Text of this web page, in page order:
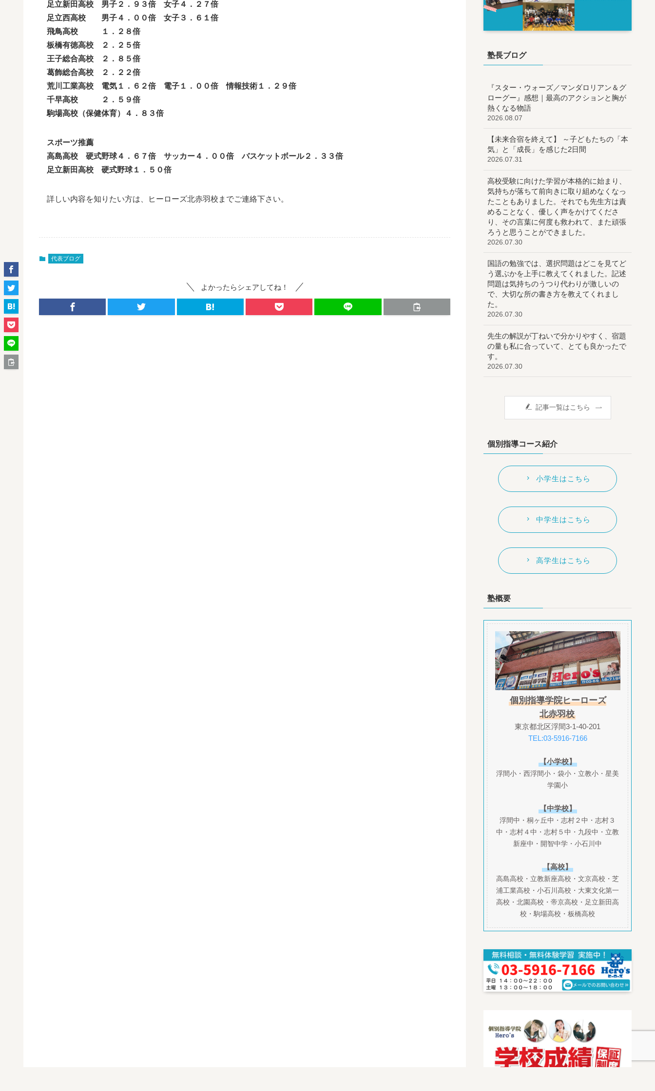
足立新田高校 男子２．９３倍 女子４．２７倍
足立西高校 男子４．００倍 女子３．６１倍
飛鳥高校 １．２８倍
板橋有徳高校 ２．２５倍
王子総合高校 ２．８５倍
葛飾総合高校 ２．２２倍
荒川工業高校 電気１．６２倍 電子１．００倍 情報技術１．２９倍
千早高校 ２．５９倍
駒場高校（保健体育）４．８３倍
スポーツ推薦
高島高校 硬式野球４．６７倍 サッカー４．００倍 バスケットボール２．３３倍
足立新田高校 硬式野球１．５０倍
詳しい内容を知りたい方は、ヒーローズ北赤羽校までご連絡下さい。
代表ブログ
よかったらシェアしてね！
塾長ブログ
『スター・ウォーズ／マンダロリアン＆グ
ローグー』感想｜最高のアクションと胸が
熱くなる物語
2026.08.07
【未来合宿を終えて】 ～子どもたちの「本
気」と「成長」を感じた2日間
2026.07.31
高校受験に向けた学習が本格的に始まり、
気持ちが落ちて前向きに取り組めなくなっ
たこともありました。それでも先生方は責
めることなく、優しく声をかけてくださ
り、その言葉に何度も救われて、また頑張
ろうと思うことができました。
2026.07.30
国語の勉強では、選択問題はどこを見てど
う選ぶかを上手に教えてくれました。記述
問題は気持ちのうつり代わりが激しいの
で、大切な所の書き方を教えてくれまし
た。
2026.07.30
先生の解説が丁ねいで分かりやすく、宿題
の量も私に合っていて、とても良かったで
す。
2026.07.30
記事一覧はこちら
個別指導コース紹介
小学生はこちら
中学生はこちら
高学生はこちら
塾概要
個別指導学院ヒーローズ
北赤羽校
東京都北区浮間3-1-40-201
TEL:03-5916-7166
【小学校】
浮間小・西浮間小・袋小・立教小・星美
学園小
【中学校】
浮間中・桐ヶ丘中・志村２中・志村３
中・志村４中・志村５中・九段中・立教
新座中・開智中学・小石川中
【高校】
高島高校・立教新座高校・文京高校・芝
浦工業高校・小石川高校・大東文化第一
高校・北園高校・帝京高校・足立新田高
校・駒場高校・板橋高校